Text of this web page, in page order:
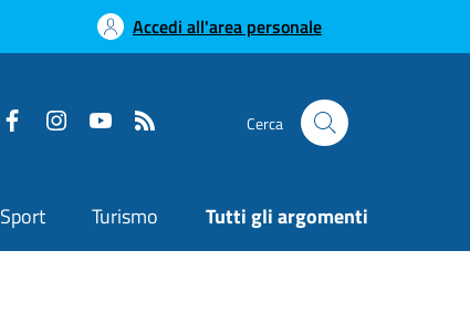
Accedi all'area personale
Cerca
Sport Turismo Tutti gli argomenti